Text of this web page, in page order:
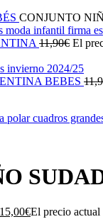
CONJUNTO
11,90€ El
BEBES
15,00€El precio actual